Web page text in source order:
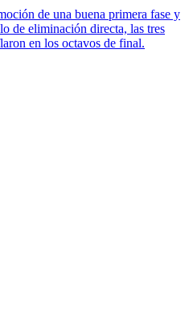
de una buena primera fase y
de eliminación directa, las tres
en los octavos de final.